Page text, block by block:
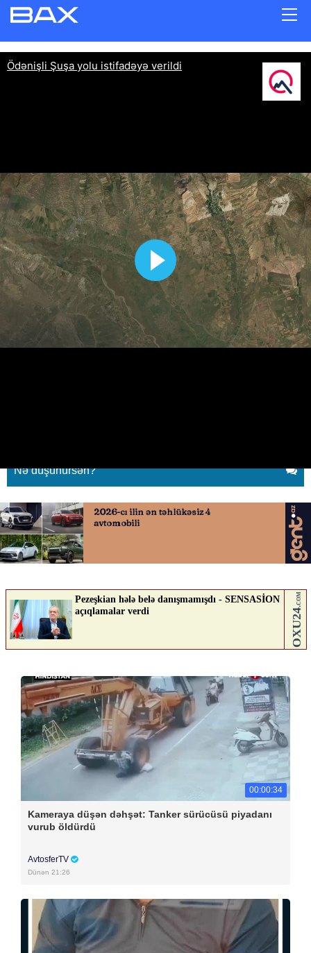
Ödənişli Şuşa yolu istifadəyə
Nə düşünürsən?
00:00:34
Kameraya düşən dəhşət: Tanker sürücüsü piyadanı
vurub öldürdü
AvtosferTV
Dünən 21:26